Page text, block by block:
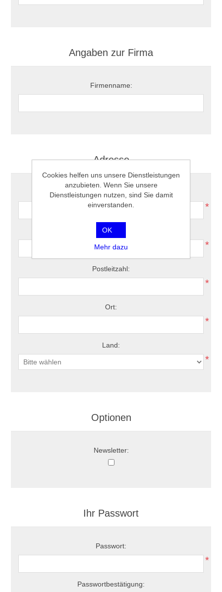
Angaben zur Firma
Firmenname:
Adresse
Strasse:
*
Hausnummer:
*
Postleitzahl:
*
Ort:
*
Land:
*
Optionen
Newsletter:
Ihr Passwort
Passwort:
*
Passwortbestätigung:
Cookies helfen uns unsere Dienstleistungen
anzubieten. Wenn Sie unsere
Dienstleistungen nutzen, sind Sie damit
einverstanden.
OK
Mehr dazu